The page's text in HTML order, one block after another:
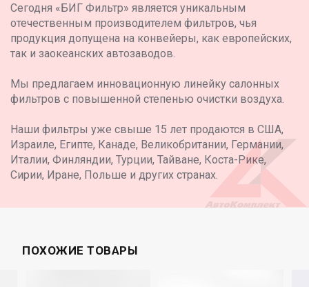
Сегодня «БИГ Фильтр» является уникальным
отечественным производителем фильтров, чья
продукция допущена на конвейеры, как европейских,
так и заокеанских автозаводов.
Мы предлагаем инновационную линейку салонных
фильтров с повышенной степенью очистки воздуха.
Наши фильтры уже свыше 15 лет продаются в США,
Израиле, Египте, Канаде, Великобритании, Германии,
Италии, Финляндии, Турции, Тайване, Коста-Рике,
Сирии, Иране, Польше и других странах.
ПОХОЖИЕ ТОВАРЫ